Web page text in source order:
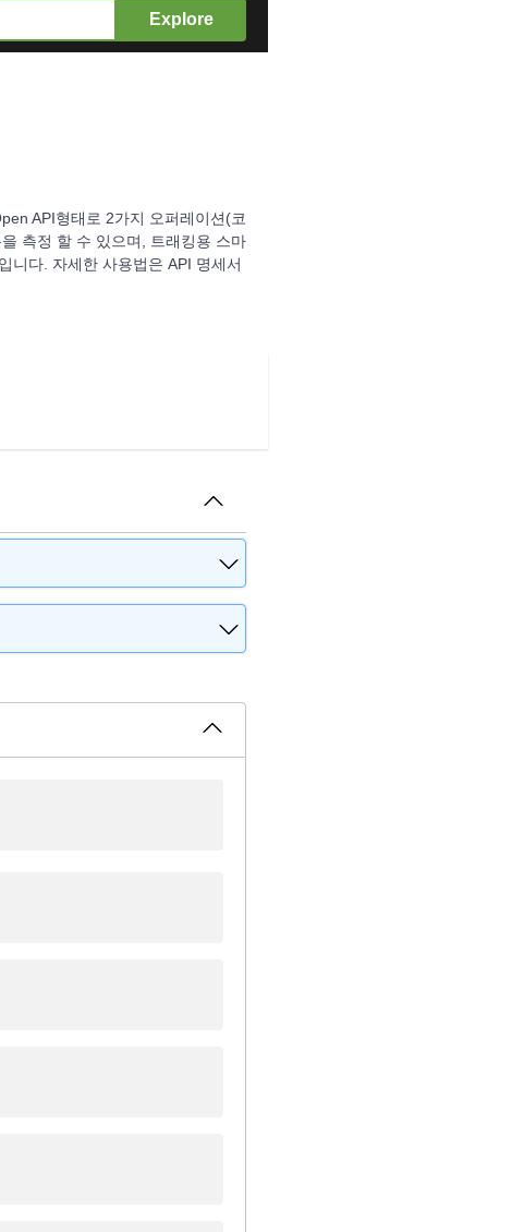
Explore
API형태로 2가지 오퍼레이션(코
측정 할 수 있으며, 트래킹용 스마
니다. 자세한 사용법은 API 명세서